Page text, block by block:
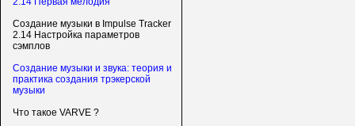
Создание музыки в Impulse Tracker
2.14 Настройка параметров
сэмплов
Создание музыки и звука: теория и
практика создания трэкерской
музыки
Что такое VARVE ?